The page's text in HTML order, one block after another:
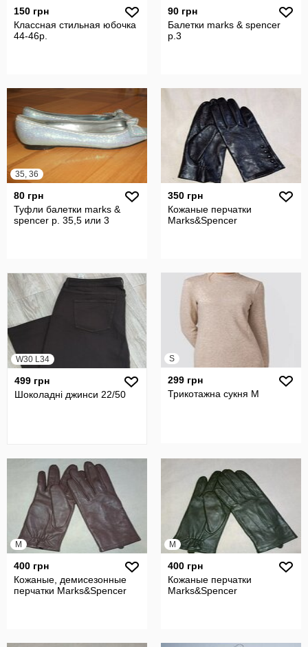
150 грн
Классная стильная юбочка
44-46р.
90 грн
Балетки marks & spencer
р.3
35, 36
80 грн
Туфли балетки marks &
spencer р. 35,5 или 3
350 грн
Кожаные перчатки
Marks&Spencer
W30 L34
499 грн
Шоколадні джинси 22/50
S
299 грн
Трикотажна сукня M
M
400 грн
Кожаные, демисезонные
перчатки Marks&Spencer
M
400 грн
Кожаные перчатки
Marks&Spencer